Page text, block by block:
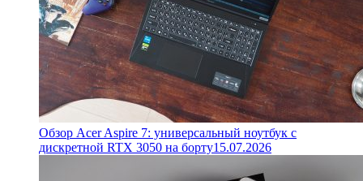
Обзор Acer Aspire 7: универсальный ноутбук с
дискретной RTX 3050 на борту15.07.2026